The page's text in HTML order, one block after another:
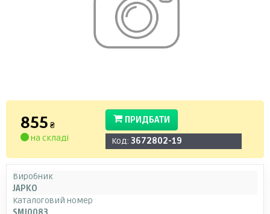
855 ₴
на складі
ПРИДБАТИ
Код: 3672802-19
Виробник
JAPKO
Каталоговий номер